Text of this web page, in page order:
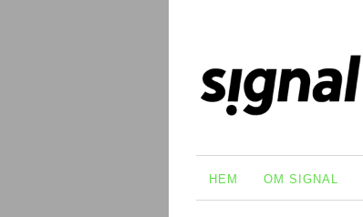
HEM OM SIGNAL